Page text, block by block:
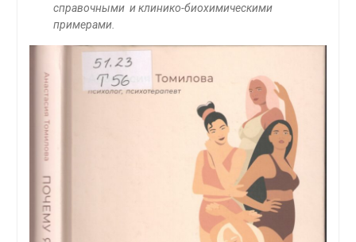
справочными и клинико-биохимическими
примерами.